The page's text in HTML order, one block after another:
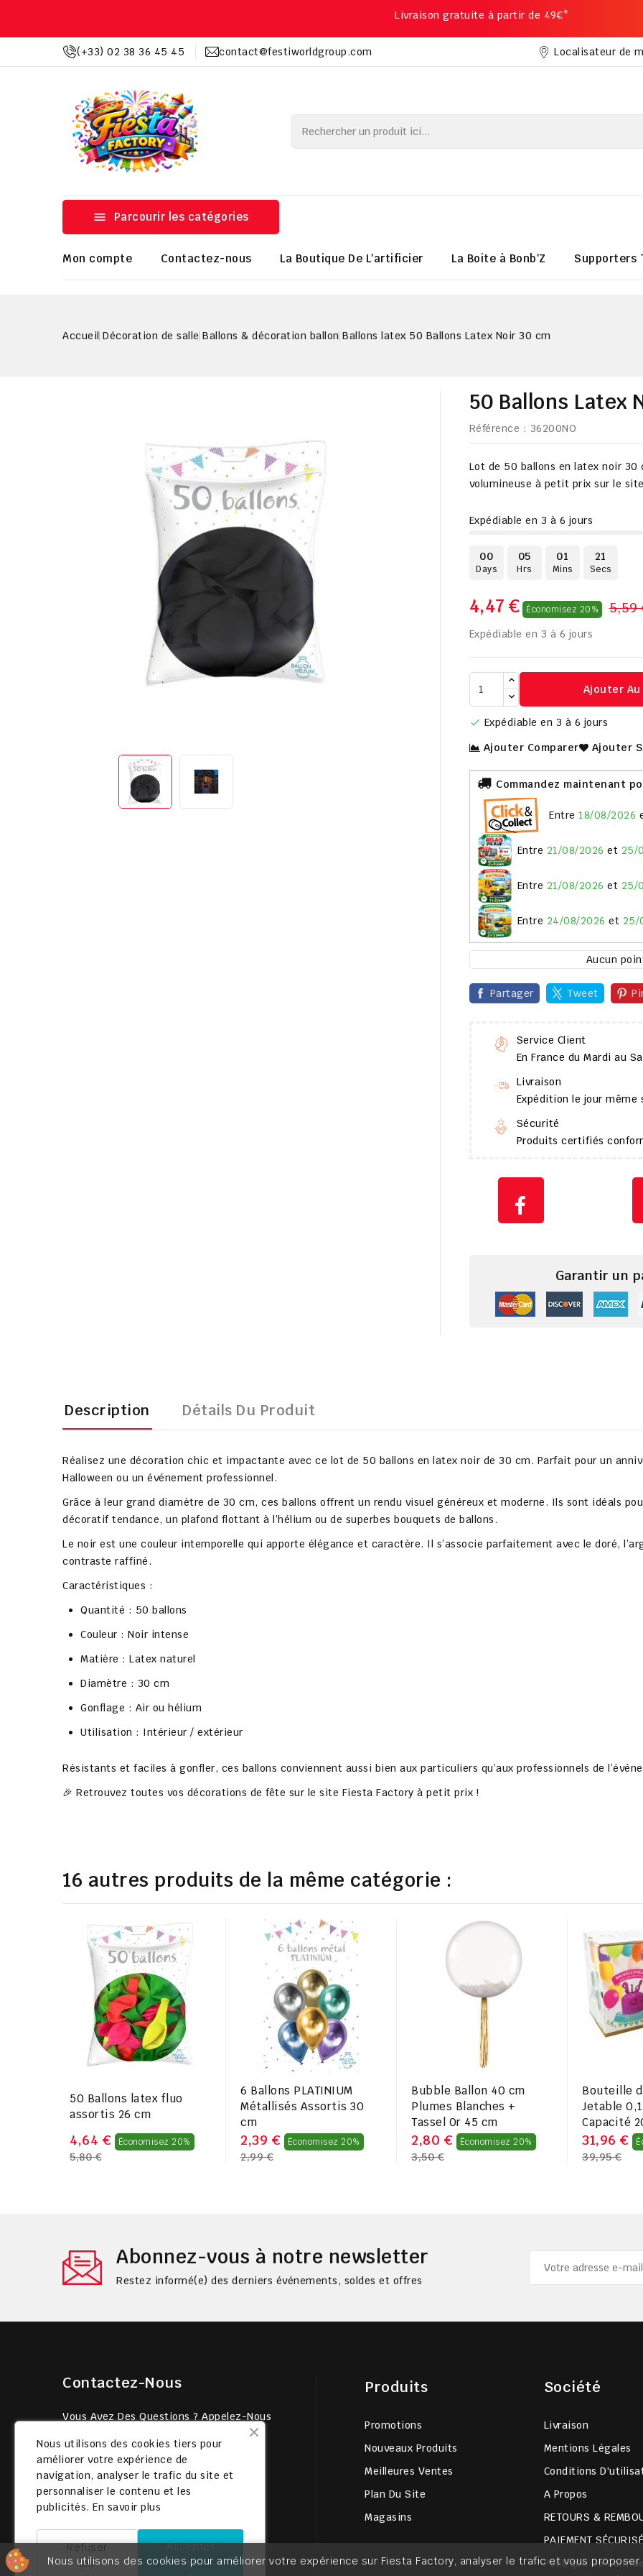
Livraison gratuite à partir de 49€*
(+33) 02 38 36 45 45 contact@festiworldgroup.com Localisateur de
 Parcourir les catégories
Mon compte Contactez-nous La Boutique De L'artificier La Boite à Bonb'Z Supporters
Accueil Décoration de salle Ballons & décoration ballon Ballons latex 50 Ballons Latex Noir 30 cm
50 Ballons Latex
Référence : 36200NO
Lot de 50 ballons en latex noir
volumineuse à petit prix sur le
Expédiable en 3 à 6 jours
00
Days
05
Hrs
01
Mins
20
Secs
4,47 € Économisez 20% 5,59
Expédiable en 3 à 6 jours
Ajouter Au
 Expédiable en 3 à 6 jours
Ajouter Comparer
Ajouter
Commandez maintenant
entre 18/08/2026
entre 21/08/2026 et 25/
entre 21/08/2026 et 25/
entre 24/08/2026 et 25/
Aucun
Partager Tweet
Service Client
En France du Mardi au
Livraison
Expédition le jour même
Sécurité
Produits certifiés
Garantir un
Description Détails Du Produit
Réalisez une décoration chic et impactante avec ce lot de 50 ballons en latex noir de 30 cm. Parfait pour un
Halloween ou un événement professionnel.
Grâce à leur grand diamètre de 30 cm, ces ballons offrent un rendu visuel généreux et moderne. Ils sont idéals
décoratif tendance, un plafond flottant à l’hélium ou de superbes bouquets de ballons.
Le noir est une couleur intemporelle qui apporte élégance et caractère. Il s’associe parfaitement avec le doré,
contraste raffiné.
Caractéristiques :
Quantité : 50 ballons
Couleur : Noir intense
Matière : Latex naturel
Diamètre : 30 cm
Gonflage : Air ou hélium
Utilisation : Intérieur / extérieur
Résistants et faciles à gonfler, ces ballons conviennent aussi bien aux particuliers qu’aux professionnels de
🎉 Retrouvez toutes vos décorations de fête sur le site Fiesta Factory à petit prix !
16 autres produits de la même catégorie :
50 Ballons latex fluo
assortis 26 cm
4,64 € Économisez 20% Prix
​​
5,80 €
6 Ballons PLATINIUM
Métallisés Assortis 30
cm
2,39 € Économisez 20% Prix
​​
2,99 €
Bubble Ballon 40 cm
Plumes Blanches +
Tassel Or 45 cm
2,80 € Économisez 20% Prix
​​
3,50 €
Bouteille
Jetable
Capacité
31,96 €
39,95 €
Abonnez-vous à notre newsletter
Restez informé(e) des derniers événements, soldes et offres
Contactez-Nous
Vous Avez Des Questions ? Appelez-Nous
02 38 36 45 45
Fiesta Factory
2 BIS RUE DES VALLEES
PARC D'ACTIVITEE DES VALLEES
89220 Bléneau
France
contact@festiworldgroup.fr
Produits
Promotions
Nouveaux Produits
Meilleures Ventes
Plan Du Site
Magasins
Société
Livraison
Mentions Légales
Conditions
A Propos
RETOURS &
PAIEMENT
Politique De
Nous utilisons des cookies pour améliorer votre expérience sur Fiesta Factory, analyser le trafic et vous
Nous utilisons des cookies tiers pour
améliorer votre expérience de
navigation, analyser le trafic du site et
personnaliser le contenu et les
publicités. En savoir plus
Accepter
les
Refuser
les